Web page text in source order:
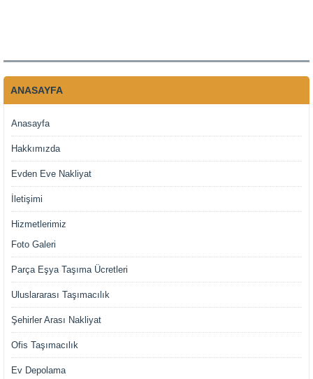
ANASAYFA
Anasayfa
Hakkımızda
Evden Eve Nakliyat
İletişimi
Hizmetlerimiz
Foto Galeri
Parça Eşya Taşıma Ücretleri
Uluslararası Taşımacılık
Şehirler Arası Nakliyat
Ofis Taşımacılık
Ev Depolama